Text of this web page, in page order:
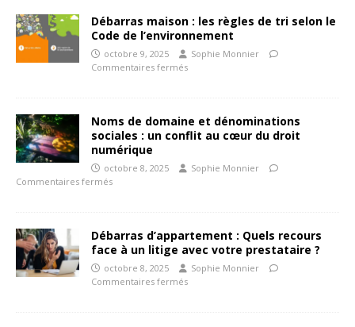
Débarras maison : les règles de tri selon le
Code de l’environnement
octobre 9, 2025
Sophie Monnier
Commentaires fermés
Noms de domaine et dénominations
sociales : un conflit au cœur du droit
numérique
octobre 8, 2025
Sophie Monnier
Commentaires fermés
Débarras d’appartement : Quels recours
face à un litige avec votre prestataire ?
octobre 8, 2025
Sophie Monnier
Commentaires fermés